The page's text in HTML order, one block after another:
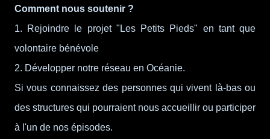
Comment nous soutenir ?
1. Rejoindre le projet "Les Petits Pieds" en tant que
volontaire bénévole
2. Développer notre réseau en Océanie.
Si vous connaissez des personnes qui vivent là-bas ou
des structures qui pourraient nous accueillir ou participer
à l'un de nos épisodes.